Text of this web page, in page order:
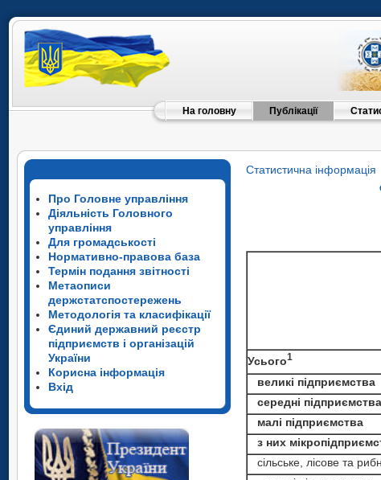
На головну Публікації
Про Головне управління
Діяльність Головного
управління
Для громадськості
Нормативно-правова база
Термін подання звітності
Метаописи
держстатспостережень
Методологія та класифікації
Єдиний державний реєстр
підприємств і організацій
України
Корисна інформація
Вхід
Статистична інформація
Усього1
великі підприємства
середні підприємства
малі підприємства
з них
сільське, лісове та